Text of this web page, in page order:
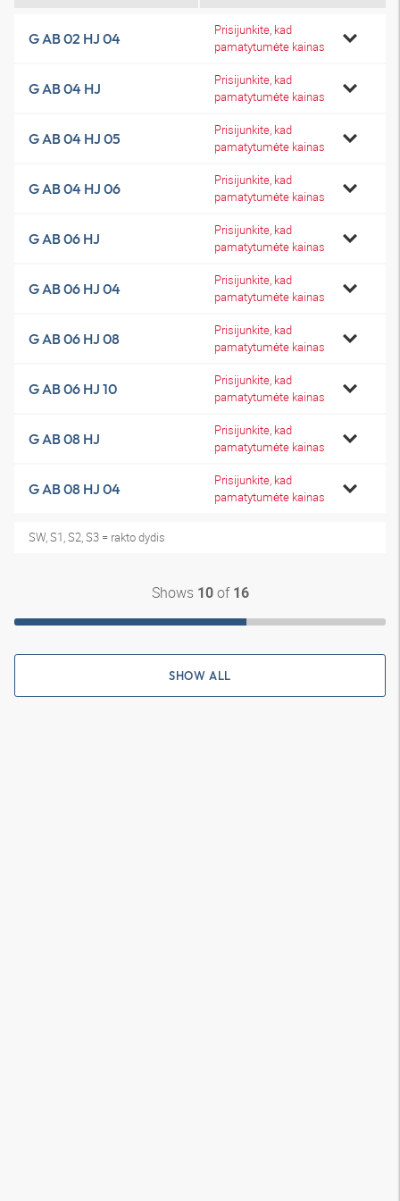
G AB 02 HJ 04
Prisijunkite, kad
pamatytumėte kainas
G AB 04 HJ
Prisijunkite, kad
pamatytumėte kainas
G AB 04 HJ 05
Prisijunkite, kad
pamatytumėte kainas
G AB 04 HJ 06
Prisijunkite, kad
pamatytumėte kainas
G AB 06 HJ
Prisijunkite, kad
pamatytumėte kainas
G AB 06 HJ 04
Prisijunkite, kad
pamatytumėte kainas
G AB 06 HJ 08
Prisijunkite, kad
pamatytumėte kainas
G AB 06 HJ 10
Prisijunkite, kad
pamatytumėte kainas
G AB 08 HJ
Prisijunkite, kad
pamatytumėte kainas
G AB 08 HJ 04
Prisijunkite, kad
pamatytumėte kainas
SW, S1, S2, S3 = rakto dydis
Shows 10of 16
SHOW ALL